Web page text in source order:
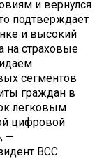
и вернулся
подтверждает
и высокий
на страховые
сегментов
граждан в
легковым
цифровой
—
ВСС